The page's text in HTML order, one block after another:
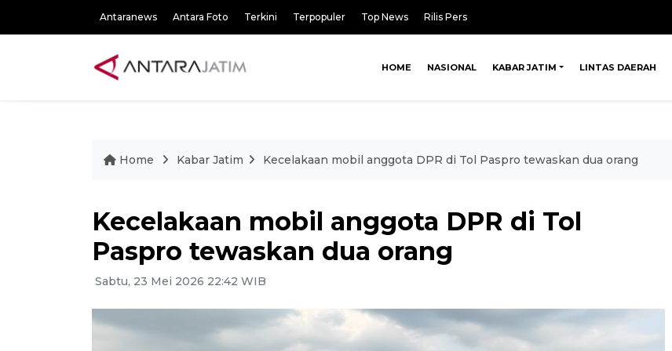
Antaranews Antara Foto Terkini Terpopuler Top News Rilis Pers
HOME NASIONAL KABAR JATIM LINTAS DAERAH
Home Kabar Jatim Kecelakaan mobil anggota DPR di Tol Paspro tewaskan dua orang
Kecelakaan mobil anggota DPR di Tol
Paspro tewaskan dua orang
Sabtu, 23 Mei 2026 22:42 WIB